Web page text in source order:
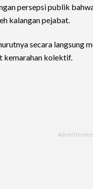
persepsi publik
kalangan pejabat.
secara langsung
kolektif.